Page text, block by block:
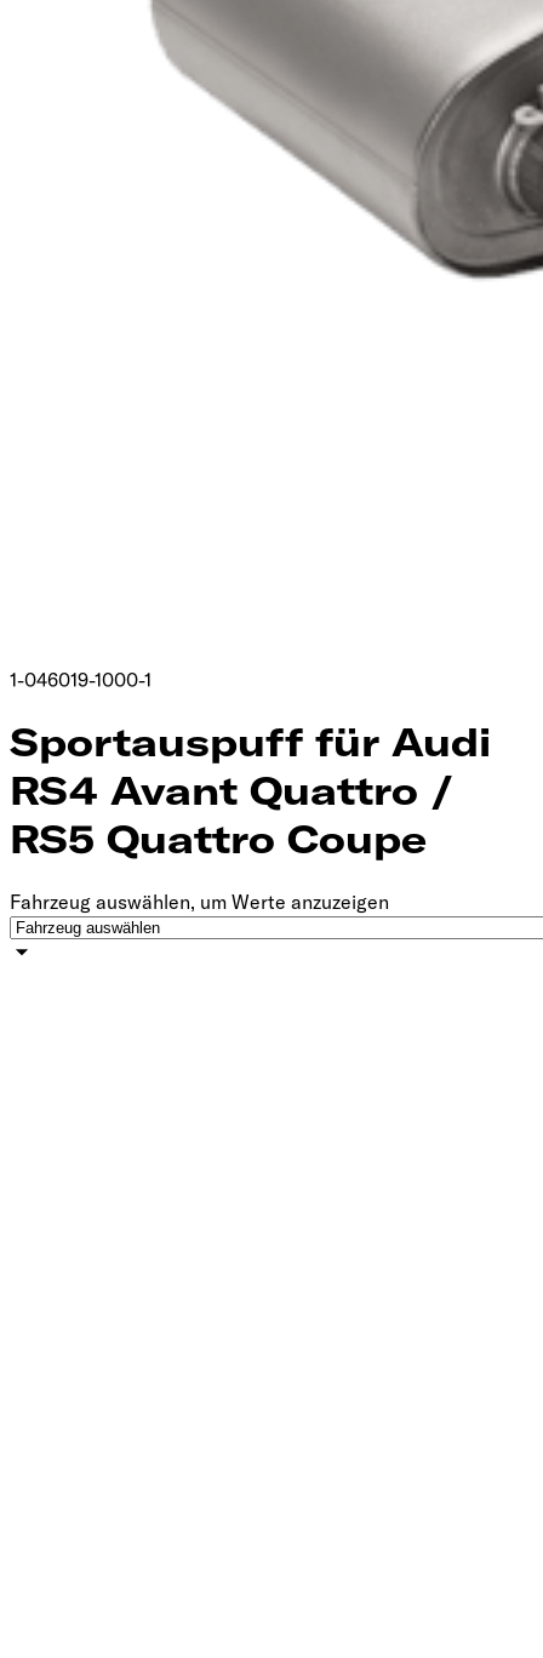
1-046019-1000-1
Sportauspuff für Audi
RS4 Avant Quattro /
RS5 Quattro Coupe
Fahrzeug auswählen, um Werte anzuzeigen